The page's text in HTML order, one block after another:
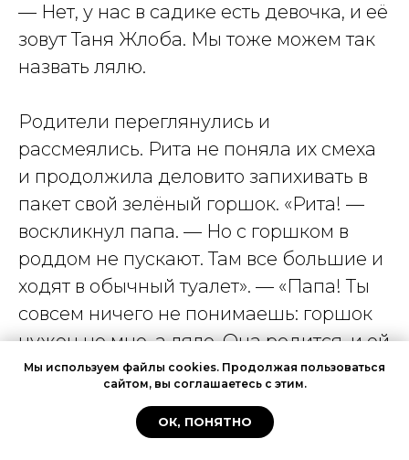
Мы используем файлы cookies. Продолжая пользоваться
сайтом, вы соглашаетесь с этим.
OК, ПОНЯТНО
— Нет, у нас в садике есть девочка, и её
зовут Таня Жлоба. Мы тоже можем так
назвать лялю.
Родители переглянулись и
рассмеялись. Рита не поняла их смеха
и продолжила деловито запихивать в
пакет свой зелёный горшок. «Рита! —
воскликнул папа. — Но с горшком в
роддом не пускают. Там все большие и
ходят в обычный туалет». — «Папа! Ты
совсем ничего не понимаешь: горшок
нужен не мне, а ляле. Она родится, и ей
нужно куда-то писать и какать».
Довольная тем, что ей удалось усыпить
бдительность родителей и обелить